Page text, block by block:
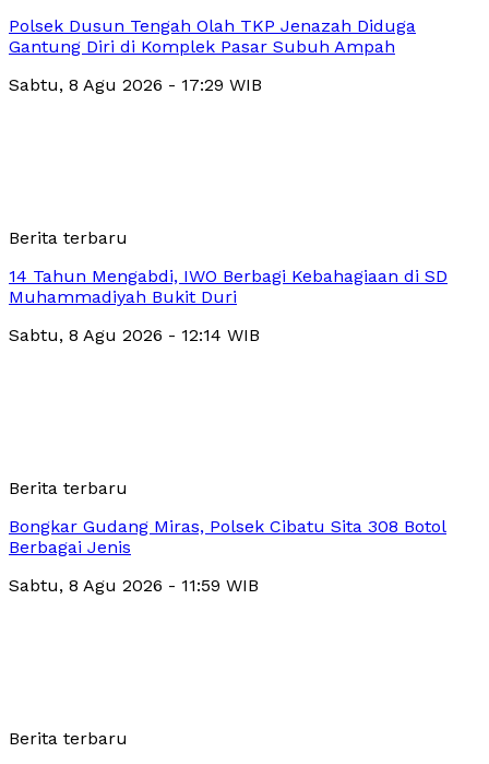
Polsek Dusun Tengah Olah TKP Jenazah Diduga
Gantung Diri di Komplek Pasar Subuh Ampah
Sabtu, 8 Agu 2026 - 17:29 WIB
Berita terbaru
14 Tahun Mengabdi, IWO Berbagi Kebahagiaan di SD
Muhammadiyah Bukit Duri
Sabtu, 8 Agu 2026 - 12:14 WIB
Berita terbaru
Bongkar Gudang Miras, Polsek Cibatu Sita 308 Botol
Berbagai Jenis
Sabtu, 8 Agu 2026 - 11:59 WIB
Berita terbaru